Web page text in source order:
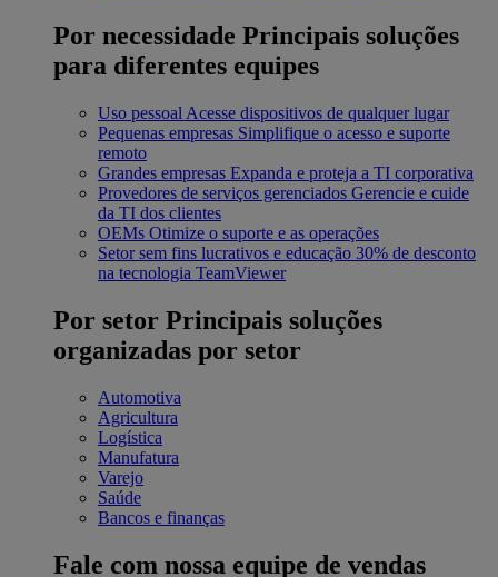
Por necessidade Principais soluções
para diferentes equipes
Uso pessoal Acesse dispositivos de qualquer lugar
Pequenas empresas Simplifique o acesso e suporte
remoto
Grandes empresas Expanda e proteja a TI corporativa
Provedores de serviços gerenciados Gerencie e cuide
da TI dos clientes
OEMs Otimize o suporte e as operações
Setor sem fins lucrativos e educação 30% de desconto
na tecnologia TeamViewer
Por setor Principais soluções
organizadas por setor
Automotiva
Agricultura
Logística
Manufatura
Varejo
Saúde
Bancos e finanças
Fale com nossa equipe de vendas